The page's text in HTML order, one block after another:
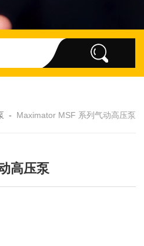
- Maximator MSF 系列气动高压泵
高压泵